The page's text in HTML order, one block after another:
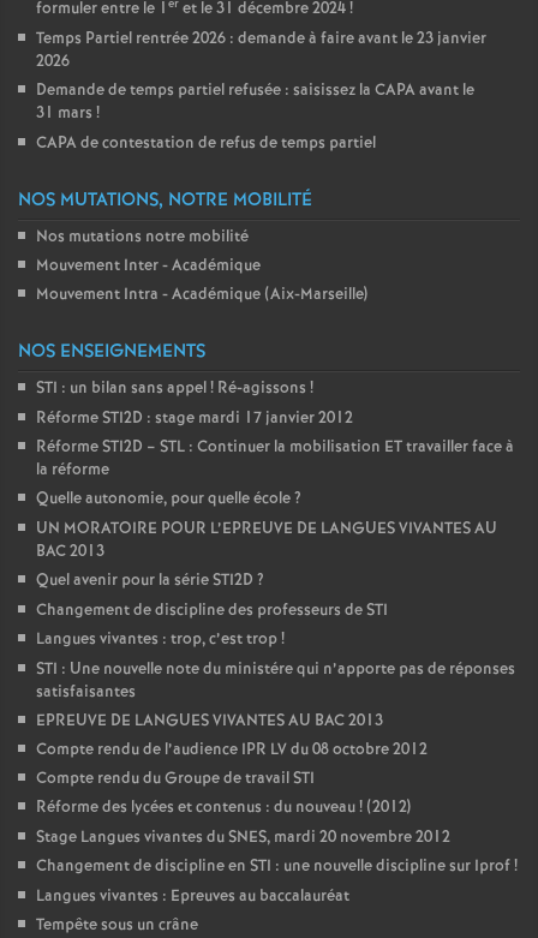
formuler entre le 1 et le 31 décembre 2024!
Temps Partiel rentrée 2026 : demande à faire avant le 23 janvier
2026
Demande de temps partiel refusée : saisissez la CAPA avant le
31 mars !
CAPA de contestation de refus de temps partiel
NOS MUTATIONS, NOTRE MOBILITÉ
Nos mutations notre mobilité
Mouvement Inter - Académique
Mouvement Intra - Académique (Aix-Marseille)
NOS ENSEIGNEMENTS
STI : un bilan sans appel! Ré-agissons !
Réforme STI2D : stage mardi 17 janvier 2012
Réforme STI2D – STL : Continuer la mobilisation ET travailler face à
la réforme
Quelle autonomie, pour quelle école?
UN MORATOIRE POUR L’EPREUVE DE LANGUES VIVANTES AU
BAC 2013
Quel avenir pour la série STI2D ?
Changement de discipline des professeurs de STI
Langues vivantes : trop, c’est trop!
STI : Une nouvelle note du ministére qui n’apporte pas de réponses
satisfaisantes
EPREUVE DE LANGUES VIVANTES AU BAC 2013
Compte rendu de l’audience IPR LV du 08 octobre 2012
Compte rendu du Groupe de travail STI
Réforme des lycées et contenus : du nouveau! (2012)
Stage Langues vivantes du SNES, mardi 20 novembre 2012
Changement de discipline en STI : une nouvelle discipline sur Iprof!
Langues vivantes : Epreuves au baccalauréat
Tempête sous un crâne